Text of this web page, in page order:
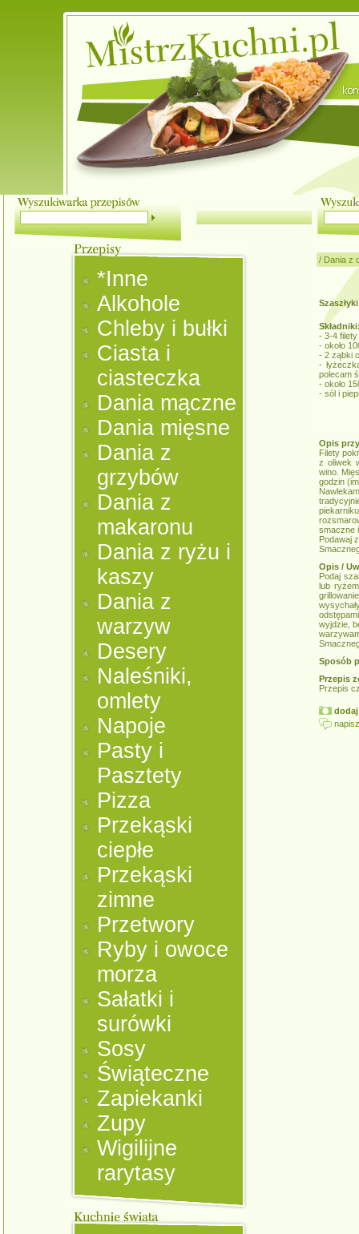
*Inne
Alkohole
Chleby i bułki
Ciasta i
ciasteczka
Dania mączne
Dania mięsne
Dania z
grzybów
Dania z
makaronu
Dania z ryżu i
kaszy
Dania z
warzyw
Desery
Naleśniki,
omlety
Napoje
Pasty i
Pasztety
Pizza
Przekąski
ciepłe
Przekąski
zimne
Przetwory
Ryby i owoce
morza
Sałatki i
surówki
Sosy
Świąteczne
Zapiekanki
Zupy
Wigilijne
rarytasy
/ Dania z
- 3-4
- około
- 2 ząbki
-
polecam
- około
- sól i
Opis
Filety
z oliwek
wino.
godzin
smaczne
Podawaj
Opis /
Podaj
lub
wyjdzie,
Sposób
Przepis
Przepis